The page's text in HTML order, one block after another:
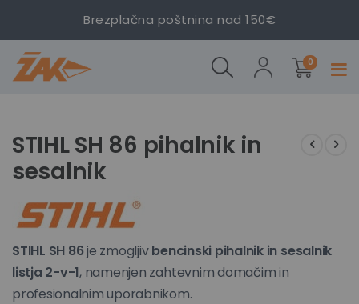
Brezplačna poštnina nad 150€
0izdelki
na
konec
galerije
slik
STIHL
SH
na
začetek
galerije
slik
STIHL SH 86 pihalnik in
sesalnik
STIHL SH 86je zmogljivbencinski pihalnik in sesalnik
listja 2-v-1, namenjen zahtevnim domačim in
profesionalnim uporabnikom.